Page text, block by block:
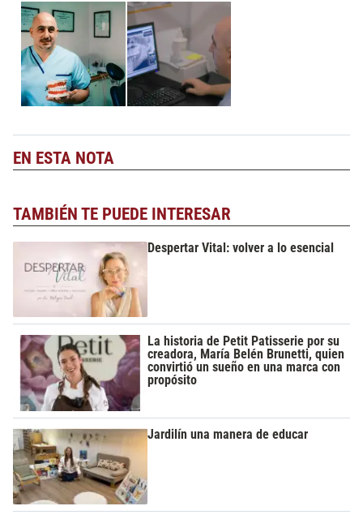
EN ESTA NOTA
TAMBIÉN TE PUEDE INTERESAR
Despertar Vital: volver a lo esencial
La historia de Petit Patisserie por su
creadora, María Belén Brunetti, quien
convirtió un sueño en una marca con
propósito
Jardilín una manera de educar